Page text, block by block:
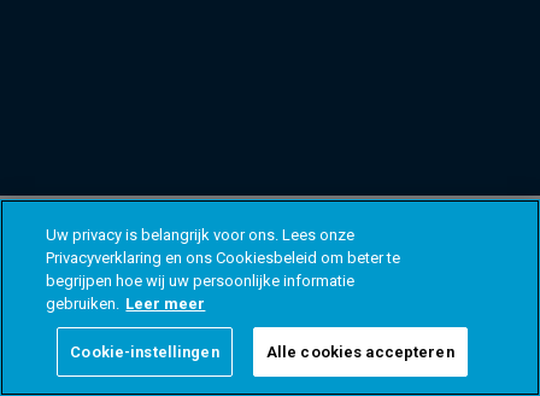
Uw privacy is belangrijk voor ons. Lees onze
Privacyverklaring en ons Cookiesbeleid om beter te
begrijpen hoe wij uw persoonlijke informatie
gebruiken. Leer meer
Cookie-instellingen Alle cookies accepteren